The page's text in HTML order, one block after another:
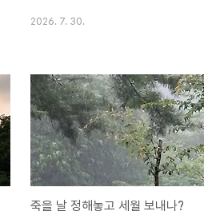
라살, 트로츠키,끝없이 추락한 오스카 와일
드, 크누트 함순, 세계적인 명성을 도둑질당
한 리제 마이트너, 앨런 튜링,영광의 시간을
박탈당한 게오르크 뷔히너, 이사크 바벨,살아
서는 인정을 받지 못한 빈센트 반 고흐,오뚝
이 인생 윈스턴 처칠, 덩샤오핑, 리처드 닉슨.
대체로 알고 있던 사람들이다. 그런데도 재미
2026. 7. 30.
죽을 날 정해놓고 세월 보내나?